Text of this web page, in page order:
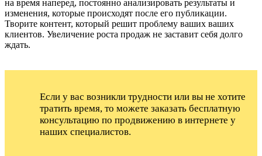
на время наперед, постоянно анализировать результаты и
изменения, которые происходят после его публикации.
Творите контент, который решит проблему ваших ваших
клиентов. Увеличение роста продаж не заставит себя долго
ждать.
Если у вас возникли трудности или вы не хотите
тратить время, то можете заказать бесплатную
консультацию по продвижению в интернете у
наших специалистов.